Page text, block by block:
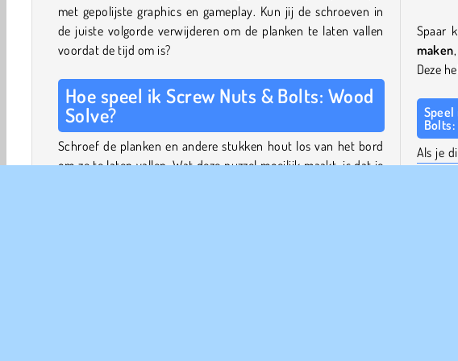
met gepolijste graphics en gameplay. Kun jij de schroeven in
de juiste volgorde verwijderen om de planken te laten vallen
voordat de tijd om is?
Hoe speel ik Screw Nuts & Bolts: Wood
Solve?
Schroef de planken en andere stukken hout los van het bord
om ze te laten vallen. Wat deze puzzel moeilijk maakt, is dat je
Spaar
maken,
Deze
Bolts:
Als je